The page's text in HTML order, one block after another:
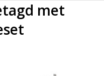
met